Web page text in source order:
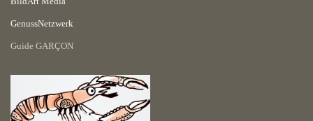
GenussNetzwerk
Guide GARÇON